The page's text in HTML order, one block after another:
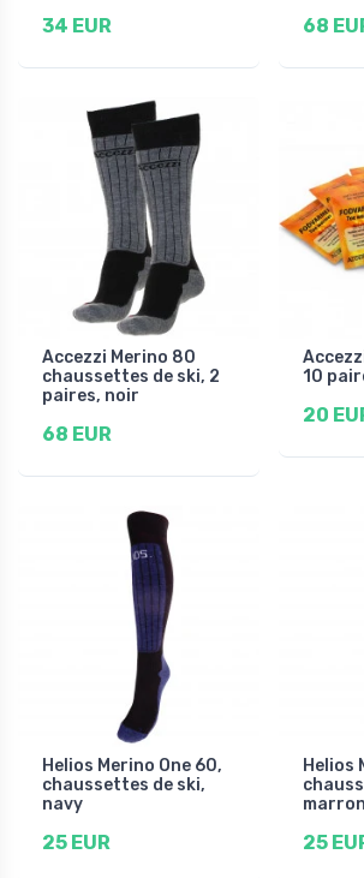
34 EUR 68
Accezzi Merino 80
chaussettes de ski, 2
paires, noir
68 EUR
10
20
Helios Merino One 60,
chaussettes de ski,
navy
25 EUR
Helios
marron
25